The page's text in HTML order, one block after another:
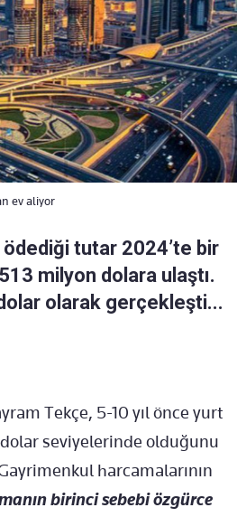
ev aliyor
ödediği tutar 2024’te bir
milyon dolara ulaştı.
olarak gerçekleşti...
Tekçe, 5-10 yıl önce yurt
dolar seviyelerinde olduğunu
harcamalarının
birinci sebebi özgürce